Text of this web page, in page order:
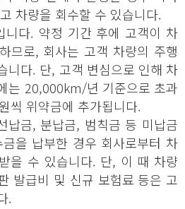
차량을 회수할 수 있습니다.
니다. 약정 기간 후에 고객이 차
므로, 회사는 고객 차량의 주행
니다. 단, 고객 변심으로 인해 차
는 20,000km/년 기준으로 초과
씩 위약금에 추가됩니다.
납금, 분납금, 범칙금 등 미납금
을 납부한 경우 회사로부터 차
을 수 있습니다. 단, 이 때 차량
발급비 및 신규 보험료 등은 고
.